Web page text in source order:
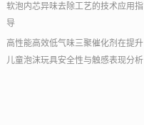
软泡内芯异味去除工艺的技术应用指
导
高性能高效低气味三聚催化剂在提升
儿童泡沫玩具安全性与触感表现分析